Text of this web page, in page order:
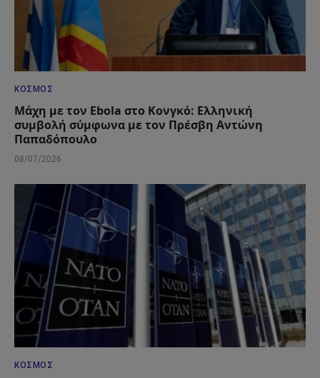
ΚΌΣΜΟΣ
Μάχη με τον Ebola στο Κονγκό: Ελληνική
συμβολή σύμφωνα με τον Πρέσβη Αντώνη
Παπαδόπουλο
08/07/2026
ΚΌΣΜΟΣ